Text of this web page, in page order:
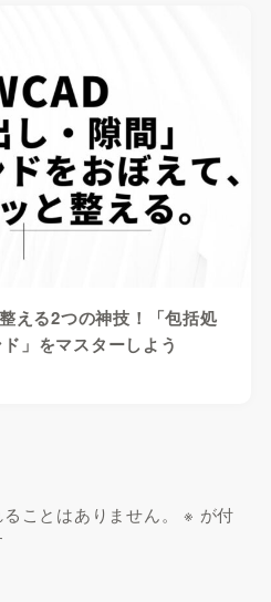
る2つの神技！「包括処
」をマスターしよう
ことはありません。 ※ が付